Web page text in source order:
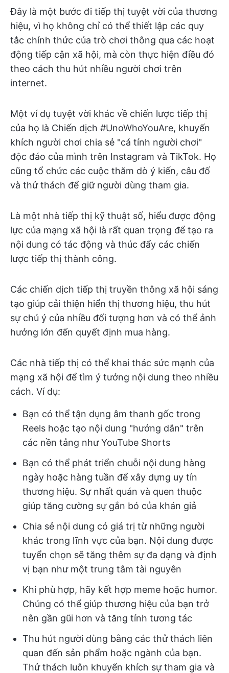
Đây là một bước đi tiếp thị tuyệt vời của thương
hiệu, vì họ không chỉ có thể thiết lập các quy
tắc chính thức của trò chơi thông qua các hoạt
động tiếp cận xã hội, mà còn thực hiện điều đó
theo cách thu hút nhiều người chơi trên
internet.
Một ví dụ tuyệt vời khác về chiến lược tiếp thị
của họ là Chiến dịch #UnoWhoYouAre, khuyến
khích người chơi chia sẻ "cá tính người chơi"
độc đáo của mình trên Instagram và TikTok. Họ
cũng tổ chức các cuộc thăm dò ý kiến, câu đố
và thử thách để giữ người dùng tham gia.
Là một nhà tiếp thị kỹ thuật số, hiểu được động
lực của mạng xã hội là rất quan trọng để tạo ra
nội dung có tác động và thúc đẩy các chiến
lược tiếp thị thành công.
Các chiến dịch tiếp thị truyền thông xã hội sáng
tạo giúp cải thiện hiển thị thương hiệu, thu hút
sự chú ý của nhiều đối tượng hơn và có thể ảnh
hưởng lớn đến quyết định mua hàng.
Các nhà tiếp thị có thể khai thác sức mạnh của
mạng xã hội để tìm ý tưởng nội dung theo nhiều
cách. Ví dụ:
Bạn có thể tận dụng âm thanh gốc trong
Reels hoặc tạo nội dung "hướng dẫn" trên
các nền tảng như YouTube Shorts
Bạn có thể phát triển chuỗi nội dung hàng
ngày hoặc hàng tuần để xây dựng uy tín
thương hiệu. Sự nhất quán và quen thuộc
giúp tăng cường sự gắn bó của khán giả
Chia sẻ nội dung có giá trị từ những người
khác trong lĩnh vực của bạn. Nội dung được
tuyển chọn sẽ tăng thêm sự đa dạng và định
vị bạn như một trung tâm tài nguyên
Khi phù hợp, hãy kết hợp meme hoặc humor.
Chúng có thể giúp thương hiệu của bạn trở
nên gần gũi hơn và tăng tính tương tác
Thu hút người dùng bằng các thử thách liên
quan đến sản phẩm hoặc ngành của bạn.
Thử thách luôn khuyến khích sự tham gia và